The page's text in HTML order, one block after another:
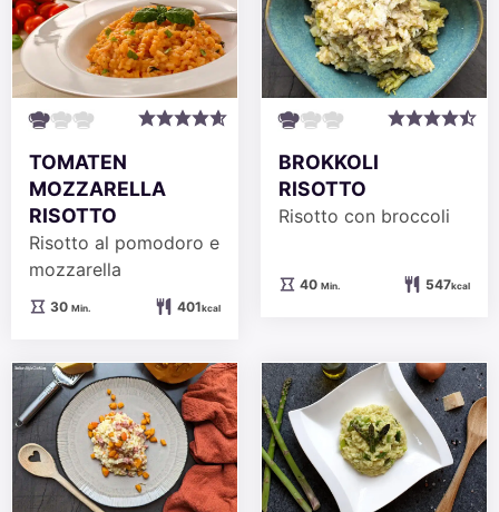
TOMATEN
MOZZARELLA
RISOTTO
Risotto al pomodoro e
mozzarella
30Minuten
Min. 401kcal
BROKKOLI
RISOTTO
Risotto con broccoli
40Minuten
Min. 547kcal